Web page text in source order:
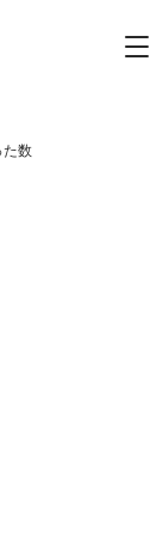
た数